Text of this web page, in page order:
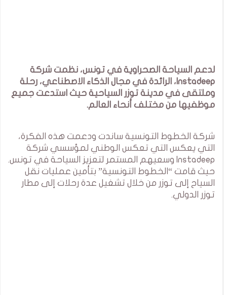
لدعم السياحة الصحراوية في تونس، نظمت شركة
Instadeep، الرائدة في مجال الذكاء الاصطناعي، رحلة
وملتقى في مدينة توزر السياحية حيث استدعت جميع
موظفيها من مختلف أنحاء العالم.
شركة الخطوط التونسية ساندت ودعمت هذه الفكرة،
التي يعكس التي تعكس الوطني لمؤسسي شركة
Instadeep وسعيهم المستمر لتعزيز السياحة في تونس.
حيث قامت “الخطوط التونسية” بتأمين عمليات نقل
السياح إلى توزر من خلال تشغيل عدة رحلات إلى مطار
توزر الدولي.